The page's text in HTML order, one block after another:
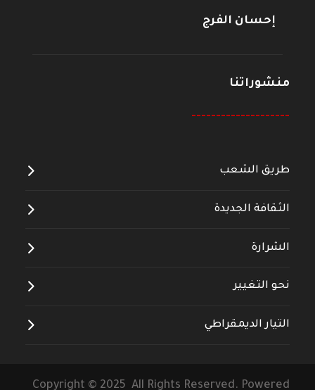
إحسان الفرج
منشوراتنا
--------------------
طريق الشعب
الثقافة الجديدة
الشرارة
نحو التغيير
التيار الديمقراطي
Copyright © 2025 All Rights Reserved. Powered